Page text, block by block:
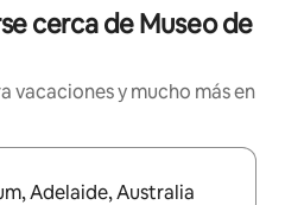
cerca de Museo de
vacaciones y mucho más en
disponibles, navegá con las